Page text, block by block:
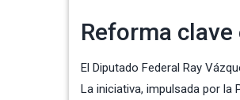
Reforma
El Diputado Federal Ray
La iniciativa, impulsada por la